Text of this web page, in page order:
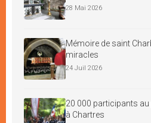
28 Mai 2026
Mémoire de saint
miracles
24 Juil 2026
20 000 participants au
à Chartres